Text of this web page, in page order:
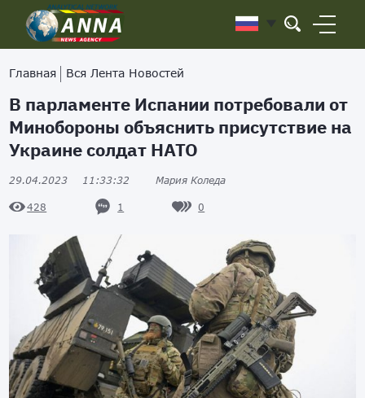
Главная Вся Лента Новостей
В парламенте Испании потребовали от
Минобороны объяснить присутствие на
Украине солдат НАТО
29.04.2023 11:33:32 Мария Коледа
428 1 0